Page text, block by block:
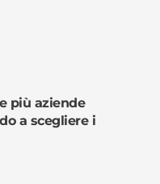
più aziende
a scegliere i